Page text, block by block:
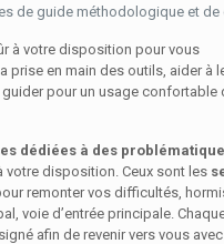
de guide méthodologique et de
à votre disposition pour vous
prise en main des outils, aider à
pour un usage confortable
dédiées à des
votre disposition. Ceux sont les
remonter vos difficultés,
voie d’entrée principale.
afin de revenir vers vous